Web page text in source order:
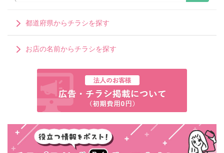
都道府県からチラシを探す
お店の名前からチラシを探す